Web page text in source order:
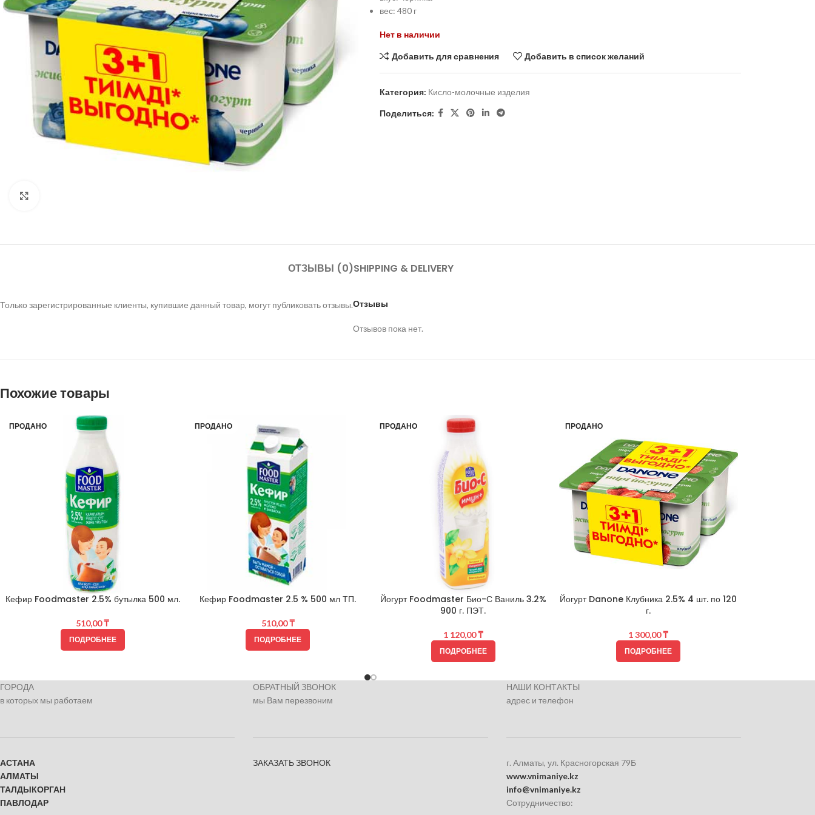
вес: 480 г
Нет в наличии
Добавить для сравнения Добавить в список желаний
Категория: Кисло-молочные изделия
Поделиться:
ОТЗЫВЫ (0)SHIPPING & DELIVERY
Отзывы
Отзывов пока нет.
Только зарегистрированные клиенты, купившие данный товар, могут публиковать отзывы.
Похожие товары
ПРОДАНО
Кефир Foodmaster 2.5% бутылка 500 мл.
510,00₸
ПОДРОБНЕЕ
ПРОДАНО
Кефир Foodmaster 2.5 % 500 мл ТП.
510,00₸
ПОДРОБНЕЕ
ПРОДАНО
Йогурт Foodmaster Био-С Ваниль 3.2%
900 г. ПЭТ.
1 120,00₸
ПОДРОБНЕЕ
ПРОДАНО
Йогурт Danone Клубника 2.5% 4 шт. по 120
г.
1 300,00₸
ПОДРОБНЕЕ
ГОРОДА
в которых мы работаем
АСТАНА
АЛМАТЫ
ТАЛДЫКОРГАН
ПАВЛОДАР
ОБРАТНЫЙ ЗВОНОК
мы Вам перезвоним
ЗАКАЗАТЬ ЗВОНОК
НАШИ КОНТАКТЫ
адрес и телефон
г. Алматы, ул. Красногорская 79Б
www.vnimaniye.kz
info@vnimaniye.kz
Сотрудничество: